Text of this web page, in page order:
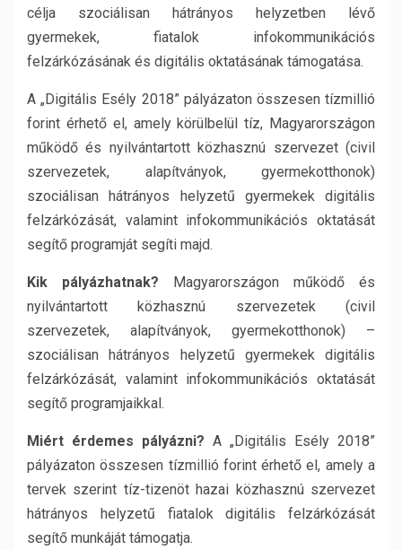
célja szociálisan hátrányos helyzetben lévő
gyermekek, fiatalok infokommunikációs
felzárkózásának és digitális oktatásának támogatása.
A „Digitális Esély 2018” pályázaton összesen tízmillió
forint érhető el, amely körülbelül tíz, Magyarországon
működő és nyilvántartott közhasznú szervezet (civil
szervezetek, alapítványok, gyermekotthonok)
szociálisan hátrányos helyzetű gyermekek digitális
felzárkózását, valamint infokommunikációs oktatását
segítő programját segíti majd.
Kik pályázhatnak?
Magyarországon működő és
nyilvántartott közhasznú szervezetek (civil
szervezetek, alapítványok, gyermekotthonok) –
szociálisan hátrányos helyzetű gyermekek digitális
felzárkózását, valamint infokommunikációs oktatását
segítő programjaikkal.
Miért érdemes pályázni? A „Digitális Esély 2018”
pályázaton összesen tízmillió forint érhető el, amely a
tervek szerint tíz-tizenöt hazai közhasznú szervezet
hátrányos helyzetű fiatalok digitális felzárkózását
segítő munkáját támogatja.